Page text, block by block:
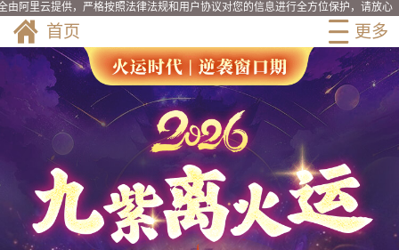
首页 更多
云提供，严格按照法律法规和用户协议对您的信息进行全方位保护，请放心使用！
8分钟之前
旧思绪购买了测算
12分钟之前
浅沫购买了测算
11分钟之前
凉城无爱购买了测算
12分钟之前
一口甜购买了测算
8分钟之前
薄荷蓝购买了测算
9分钟之前
薄荷味丶购买了测算